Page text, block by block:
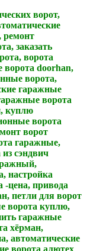
ворот,
ремонт
заказать
ворота
ворота doorhan,
ворота,
гаражные
ворота
куплю
ворота
ворот
гаражные,
из сэндвич
настройка
-цена, привода
петли для ворот
ворота куплю,
гаражные
хёрман,
автоматические
ворота алютех